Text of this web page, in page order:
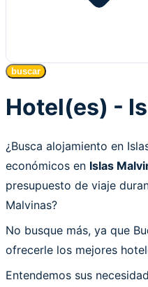
buscar
Hotel(es) -
¿Busca alojamiento en
económicos en Islas
presupuesto de viaje
Malvinas?
No busque más, ya que
ofrecerle los mejores
Entendemos sus